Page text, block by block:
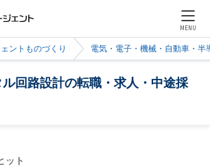
MENU
ントものづくり 電気・電子・機械・自動車・半
回路設計の転職・求人・中途採
ット